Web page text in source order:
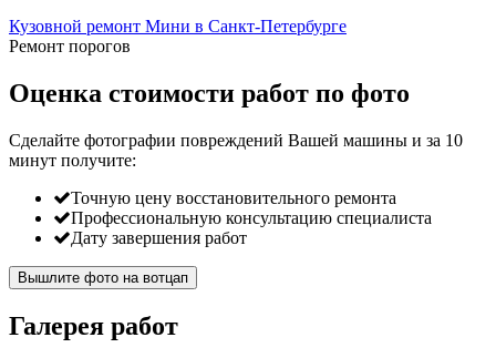
Кузовной ремонт Мини в Санкт-Петербурге
Ремонт порогов
Оценка стоимости работ по фото
Сделайте фотографии повреждений Вашей машины и за 10
минут получите:
Точную цену восстановительного ремонта
Профессиональную консультацию специалиста
Дату завершения работ
Вышлите фото на вотцап
Галерея работ